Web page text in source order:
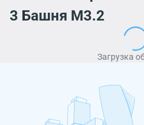
3 Башня М3.2
Загрузка